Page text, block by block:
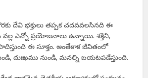
దేవి భక్తులు తప్పక చదవవలసినది ఈ
వల్ల ఎన్నో ప్రయోజనాలు ఉన్నాయి. శక్తిని,
ఈ సూక్తం. అంతేకాక జీవితంలో
దుఃఖము నుండి, మనల్ని బయటపడేస్తుంది.